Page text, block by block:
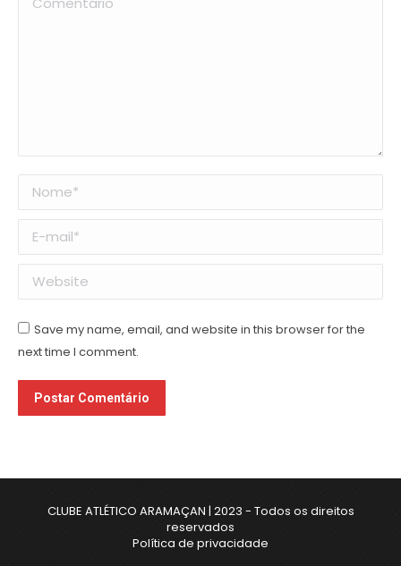
Nome *
E-mail *
Website
Save my name, email, and website in this browser for the
next time I comment.
Postar Comentário
CLUBE ATLÉTICO ARAMAÇAN | 2023 - Todos os direitos
reservados
Política de privacidade